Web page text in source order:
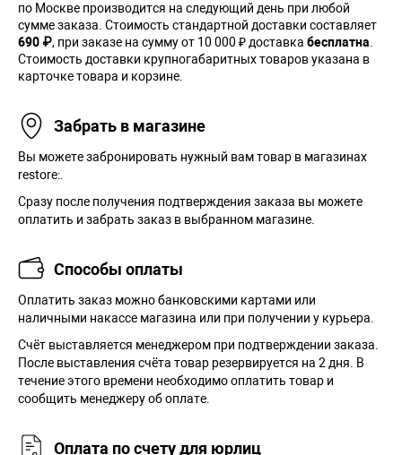
по Москве производится на следующий день при любой
сумме заказа. Cтоимость стандартной доставки составляет
690 ₽, при заказе на сумму от 10 000 ₽ доставка бесплатна
Стоимость доставки крупногабаритных товаров указана в
карточке товара и корзине.
Забрать в магазине
Вы можете забронировать нужный вам товар в магазинах
restore:.
Сразу после получения подтверждения заказа вы можете
оплатить и забрать заказ в выбранном магазине.
Способы оплаты
Оплатить заказ можно банковскими картами или
наличными накассе магазина или при получении у курьера.
Cчёт выставляется менеджером при подтверждении заказа.
После выставления счёта товар резервируется на 2 дня. В
течение этого времени необходимо оплатить товар и
сообщить менеджеру об оплате.
Оплата по счету для юрлиц